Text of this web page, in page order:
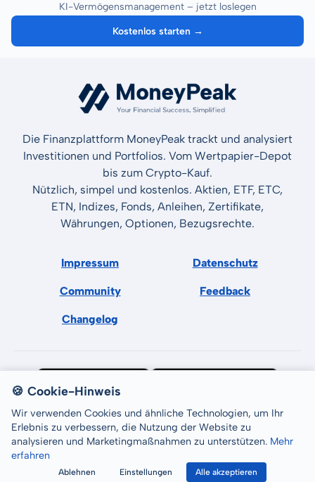
KI-Vermögensmanagement – jetzt loslegen
Kostenlos starten →
Die Finanzplattform MoneyPeak trackt und analysiert
Investitionen und Portfolios. Vom Wertpapier-Depot
bis zum Crypto-Kauf.
Nützlich, simpel und kostenlos. Aktien, ETF, ETC,
ETN, Indizes, Fonds, Anleihen, Zertifikate,
Währungen, Optionen, Bezugsrechte.
Impressum Datenschutz
Community Feedback
Changelog
All rights reserved © LCP GmbH 2026
🍪 Cookie-Hinweis
Wir verwenden Cookies und ähnliche Technologien, um Ihr
Erlebnis zu verbessern, die Nutzung der Website zu
analysieren und Marketingmaßnahmen zu unterstützen. Mehr
erfahren
Ablehnen Einstellungen Alle akzeptieren